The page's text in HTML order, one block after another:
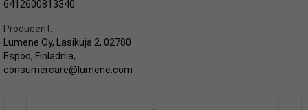
6412600813340
Producent:
Lumene Oy, Lasikuja 2, 02780
Espoo, Finladnia,
consumercare@lumene.com